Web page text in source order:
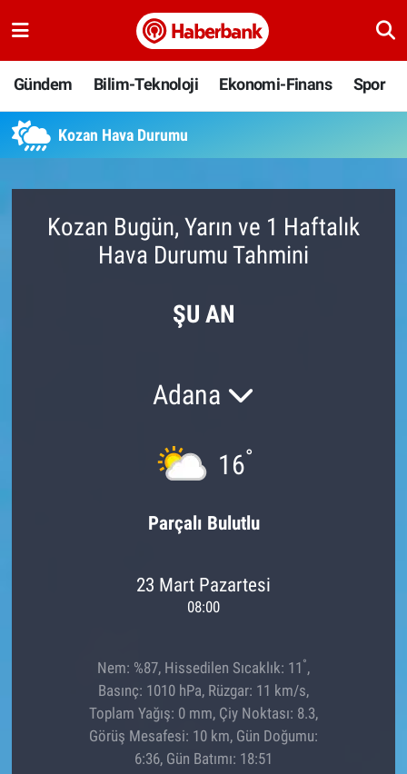
Gündem Bilim-Teknoloji Ekonomi-Finans Spor
Kozan Hava Durumu
Kozan Bugün, Yarın ve 1 Haftalık
Hava Durumu Tahmini
ŞU AN
Adana
16°
Parçalı Bulutlu
23 Mart Pazartesi
08:00
Nem: %87, Hissedilen Sıcaklık: 11 °,
Basınç: 1010 hPa, Rüzgar: 11 km/s,
Toplam Yağış: 0 mm, Çiy Noktası: 8.3,
Görüş Mesafesi: 10 km, Gün Doğumu:
6:36, Gün Batımı: 18:51
Bilim-Teknoloji
Ekonomi-Finans
Hava Durumu
Namaz Vakitleri
Süper Lig Puan Durumu ve Fikstür